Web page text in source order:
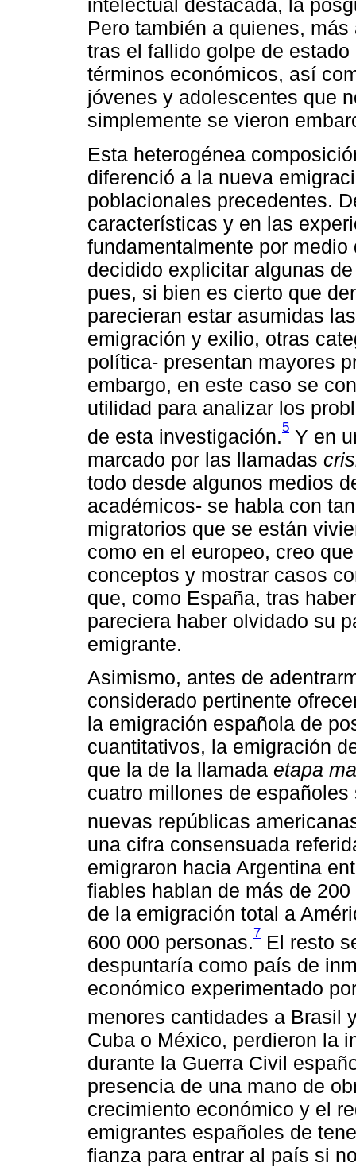
intelectual destacada, la
Pero también a quienes,
tras el fallido golpe de
términos económicos, así
jóvenes y adolescentes que
simplemente se vieron
Esta heterogénea
diferenció a la nueva
poblacionales precedentes.
características y en las
fundamentalmente por
decidido explicitar algunas
pues, si bien es cierto que
parecieran estar asumidas
emigración y exilio, otras
política- presentan mayores
embargo, en este caso se
utilidad para analizar los
de esta investigación.5 Y en
marcado por las llamadas
todo desde algunos medios
académicos- se habla con
migratorios que se están
como en el europeo, creo
conceptos y mostrar casos
que, como España, tras
pareciera haber olvidado su
emigrante.
Asimismo, antes de
considerado pertinente
la emigración española de
cuantitativos, la emigración
que la de la llamada etapa
cuatro millones de
nuevas repúblicas
una cifra consensuada
emigraron hacia Argentina
fiables hablan de más de
de la emigración total a
600 000 personas.7 El resto
despuntaría como país de
económico experimentado
menores cantidades a Brasil
Cuba o México, perdieron la
durante la Guerra Civil
presencia de una mano de
crecimiento económico y el
emigrantes españoles de
fianza para entrar al país si